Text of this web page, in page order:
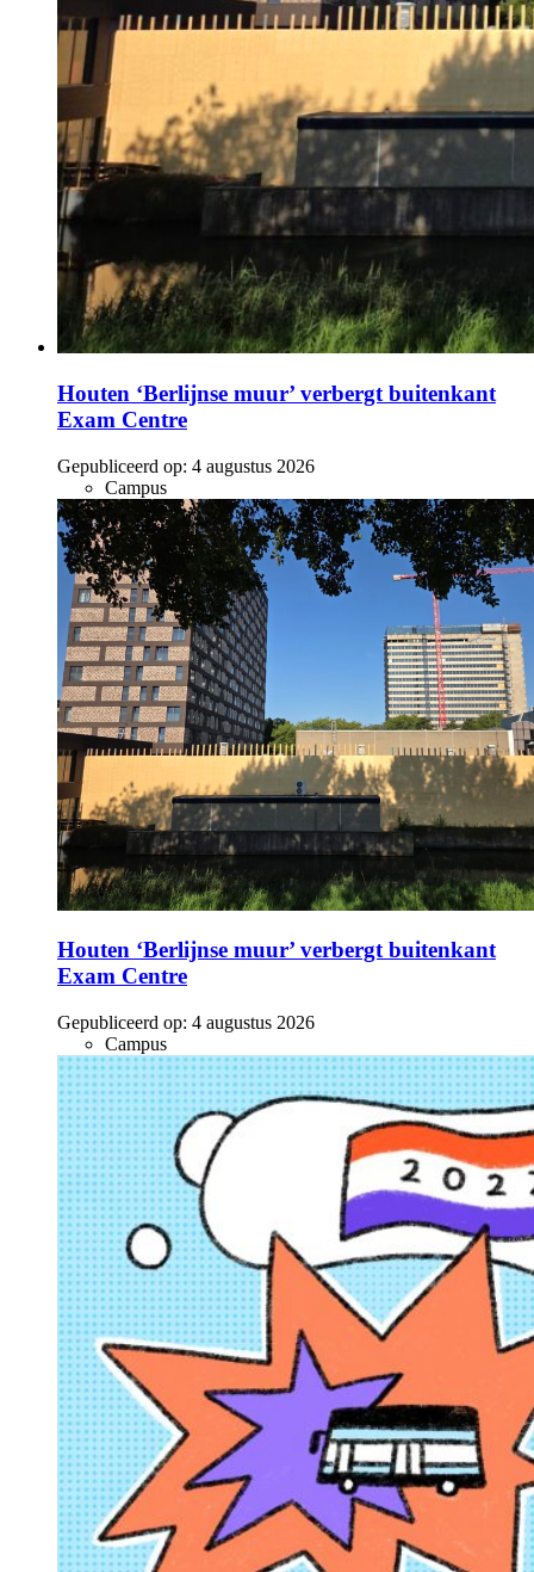
Houten ‘Berlijnse muur’ verbergt buitenkant
Exam Centre
Gepubliceerd op: 4 augustus 2026
Campus
Houten ‘Berlijnse muur’ verbergt buitenkant
Exam Centre
Gepubliceerd op: 4 augustus 2026
Campus